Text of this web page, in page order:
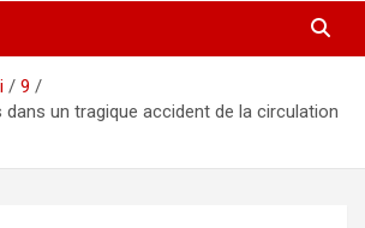
9
dans un tragique accident de la circulation